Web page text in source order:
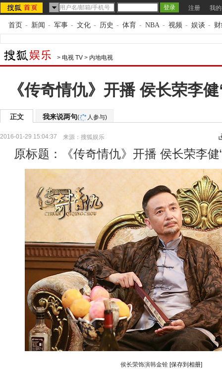
注册 我
首页 - 新闻 - 军事 - 文化 - 历史 - 体育 - NBA - 视频 - 娱谈 -
> 电视 TV > 内地电视
《传奇情仇》开播 侯长荣李
正文 我来说两句( 人参与)
2016-01-29 15:04:37 来源： 搜狐娱乐
原标题：《传奇情仇》开播 侯长荣李健
侯长荣饰演韩金铨 [保存到相册]